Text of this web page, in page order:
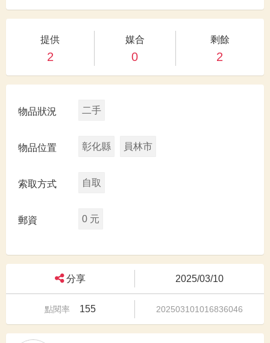
提供
2
媒合
0
剩餘
2
物品狀況 二手
物品位置 彰化縣 員林市
索取方式 自取
郵資 0 元
分享 2025/03/10
點閱率 155 202503101016836046